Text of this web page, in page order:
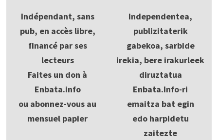
Indépendant, sans
pub, en accès libre,
financé par ses
lecteurs
Faites un don à
Enbata.info
ou abonnez-vous au
mensuel papier
Independentea,
publizitaterik
gabekoa, sarbide
irekia, bere irakurleek
diruztatua
Enbata.Info-ri
emaitza bat egin
edo harpidetu
zaitezte